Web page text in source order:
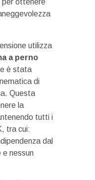
per ottenere
utilizza
a perno
è stata
di
Questa
la
tutti i
tra cui:
dal
e nessun